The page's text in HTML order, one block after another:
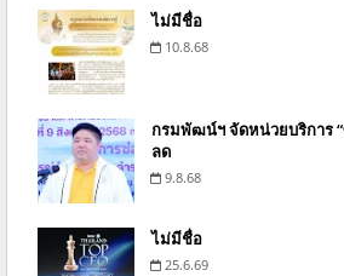
ไม่มีชื่อ
10.8.68
กรมพัฒน์ฯ จัดหน่วยบริการ
ลด
9.8.68
ไม่มีชื่อ
25.6.69